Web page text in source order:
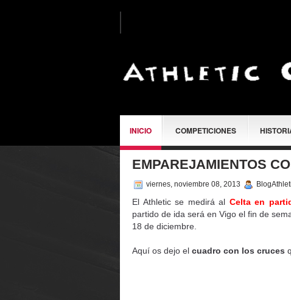
INICIO COMPETICIONES
SOBRE MÍ
EMPAREJAMIENTOS
viernes, noviembre 08, 2013
El Athletic se medirá al Celta en
partido de ida será en Vigo el fin de
18 de diciembre.
Aquí os dejo el cuadro con los cruces